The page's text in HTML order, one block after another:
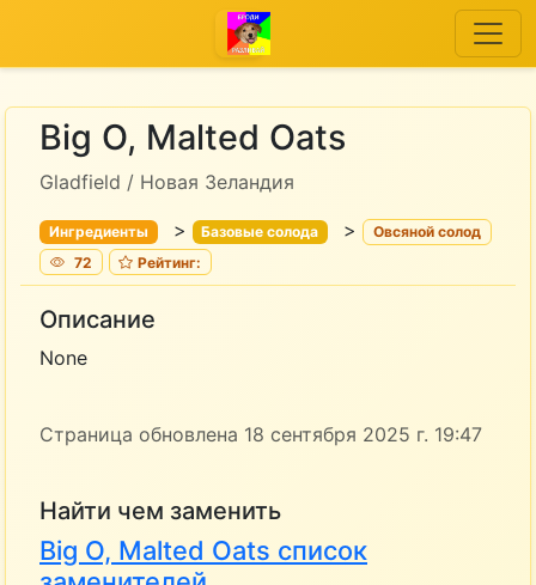
Big O, Malted Oats
Gladfield / Новая Зеландия
Ингредиенты > Базовые солода > Овсяной солод
72
Рейтинг:
Описание
None
Страница обновлена 18 сентября 2025 г. 19:47
Найти чем заменить
Big O, Malted Oats список